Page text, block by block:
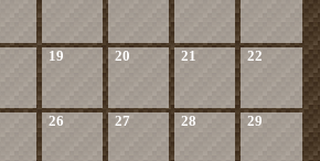
19 20 21 22
26 27 28 29